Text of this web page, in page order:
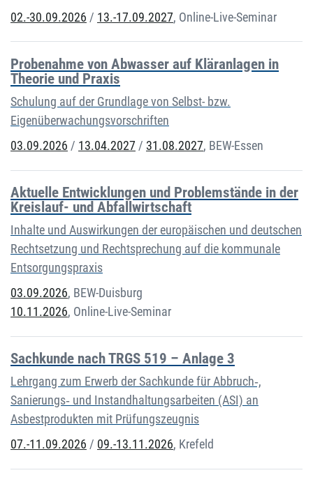
02.-30.09.2026 / 13.-17.09.2027, Online-Live-Seminar
Probenahme von Abwasser auf Kläranlagen in
Theorie und Praxis
Schulung auf der Grundlage von Selbst- bzw.
Eigenüberwachungsvorschriften
03.09.2026 / 13.04.2027 / 31.08.2027, BEW-Essen
Aktuelle Entwicklungen und Problemstände in der
Kreislauf- und Abfallwirtschaft
Inhalte und Auswirkungen der europäischen und deutschen
Rechtsetzung und Rechtsprechung auf die kommunale
Entsorgungspraxis
03.09.2026, BEW-Duisburg
10.11.2026, Online-Live-Seminar
Sachkunde nach TRGS 519 – Anlage 3
Lehrgang zum Erwerb der Sachkunde für Abbruch‐,
Sanierungs‐ und Instandhaltungsarbeiten (ASI) an
Asbestprodukten mit Prüfungszeugnis
07.-11.09.2026 / 09.-13.11.2026, Krefeld